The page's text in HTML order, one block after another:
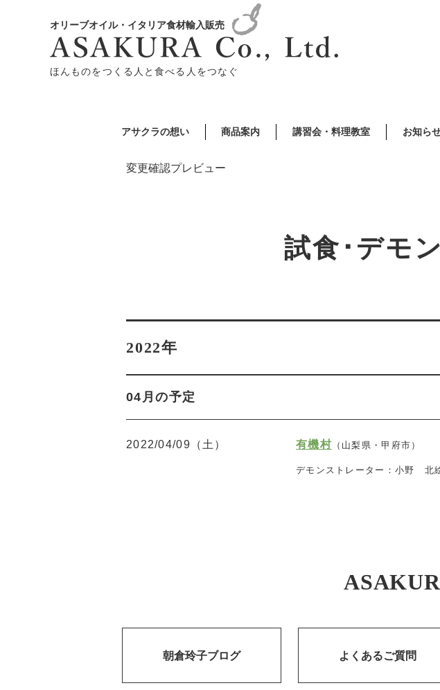
オリーブオイル・イタリア食材輸入販売
ほんものをつくる人と食べる人をつなぐ
アサクラの想い 商品案内 講習会・料理教室 お知ら
変更確認プレビュー
試食･デモ
2022年
04月の予定
2022/04/09（土） 有機村（山梨県・甲府市）
デモンストレーター：小野 北
朝倉玲子ブログ よくあるご質問